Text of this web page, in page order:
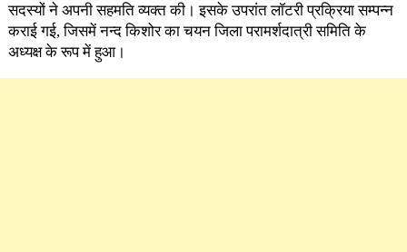
सदस्यों ने अपनी सहमति व्यक्त की। इसके उपरांत लॉटरी प्रक्रिया सम्पन्न
कराई गई, जिसमें नन्द किशोर का चयन जिला परामर्शदात्री समिति के
अध्यक्ष के रूप में हुआ।